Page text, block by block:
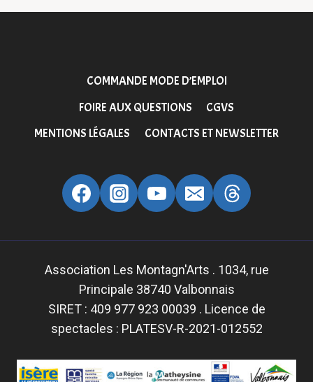
COMMANDE MODE D’EMPLOI
FOIRE AUX QUESTIONS
CGVS
MENTIONS LÉGALES
CONTACTS ET NEWSLETTER
Association Les Montagn'Arts . 1034, rue
Principale 38740 Valbonnais
SIRET : 409 977 923 00039 . Licence de
spectacles : PLATESV-R-2021-012552